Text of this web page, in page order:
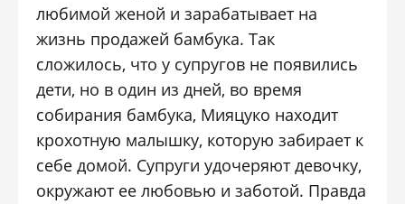
любимой женой и зарабатывает на
жизнь продажей бамбука. Так
сложилось, что у супругов не появились
дети, но в один из дней, во время
собирания бамбука, Мияцуко находит
крохотную малышку, которую забирает к
себе домой. Супруги удочеряют девочку,
окружают ее любовью и заботой. Правда